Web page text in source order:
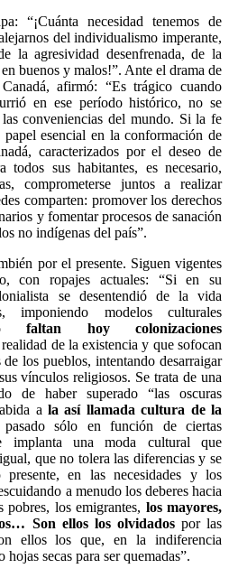
“¡Cuánta necesidad tenemos de
del individualismo imperante,
la agresividad desenfrenada, de la
buenos y malos!”. Ante el drama de
afirmó: “Es trágico cuando
en ese período histórico, no se
conveniencias del mundo. Si la fe
papel esencial en la conformación de
caracterizados por el deseo de
sus habitantes, es necesario,
comprometerse juntos a realizar
comparten: promover los derechos
y fomentar procesos de sanación
no indígenas del país”.
por el presente. Siguen vigentes
con ropajes actuales: “Si en su
se desentendió de la vida
modelos culturales
faltan hoy colonizaciones
de la existencia y que sofocan
los pueblos, intentando desarraigar
vínculos religiosos. Se trata de una
de haber superado “las oscuras
a la así llamada cultura de la
sólo en función de ciertas
implanta una moda cultural que
que no tolera las diferencias y se
en las necesidades y los
a menudo los deberes hacia
los emigrantes, los mayores,
Son ellos los olvidadospor las
ellos los que, en la indiferencia
hojas secas para ser quemadas”.